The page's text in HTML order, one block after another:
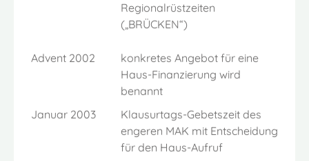
Regionalrüstzeiten
(„BRÜCKEN“)
Advent 2002
konkretes Angebot für eine
Haus-Finanzierung wird
benannt
Januar 2003
Klausurtags-Gebetszeit des
engeren MAK mit Entscheidung
für den Haus-Aufruf